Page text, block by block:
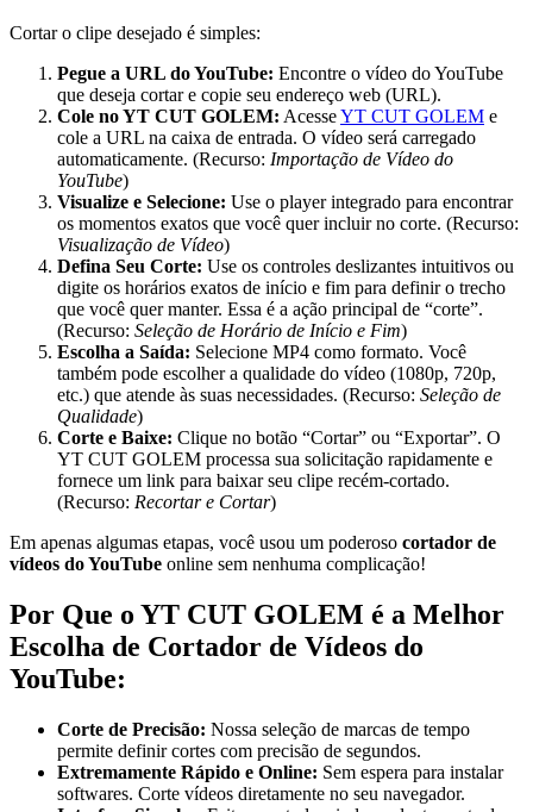
Cortar o clipe desejado é simples:
Pegue a URL do YouTube: Encontre o vídeo do YouTube
que deseja cortar e copie seu endereço web (URL).
Cole no YT CUT GOLEM: AcesseYT CUT GOLEM e
cole a URL na caixa de entrada. O vídeo será carregado
automaticamente. (Recurso: Importação de Vídeo do
YouTube)
Visualize e Selecione: Use o player integrado para encontrar
os momentos exatos que você quer incluir no corte. (Recurso:
Visualização de Vídeo)
Defina Seu Corte: Use os controles deslizantes intuitivos ou
digite os horários exatos de início e fim para definir o trecho
que você quer manter. Essa é a ação principal de “corte”.
(Recurso: Seleção de Horário de Início e Fim)
Escolha a Saída: Selecione MP4 como formato. Você
também pode escolher a qualidade do vídeo (1080p, 720p,
etc.) que atende às suas necessidades. (Recurso: Seleção de
Qualidade)
Corte e Baixe: Clique no botão “Cortar” ou “Exportar”. O
YT CUT GOLEM processa sua solicitação rapidamente e
fornece um link para baixar seu clipe recém-cortado.
(Recurso: Recortar e Cortar)
Em apenas algumas etapas, você usou um poderoso cortador de
vídeos do YouTube online sem nenhuma complicação!
Por Que o YT CUT GOLEM é a Melhor
Escolha de Cortador de Vídeos do
YouTube:
Corte de Precisão: Nossa seleção de marcas de tempo
permite definir cortes com precisão de segundos.
Extremamente Rápido e Online: Sem espera para instalar
softwares. Corte vídeos diretamente no seu navegador.